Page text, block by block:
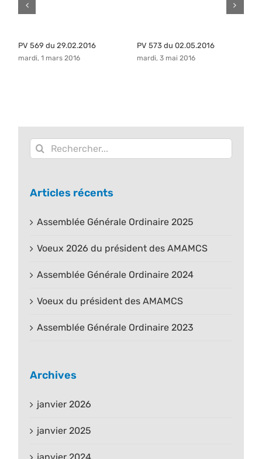
PV 569 du 29.02.2016
mardi, 1 mars 2016
PV 573 du 02.05.2016
mardi, 3 mai 2016
Rechercher:
Articles récents
Assemblée Générale Ordinaire 2025
Voeux 2026 du président des AMAMCS
Assemblée Générale Ordinaire 2024
Voeux du président des AMAMCS
Assemblée Générale Ordinaire 2023
Archives
janvier 2026
janvier 2025